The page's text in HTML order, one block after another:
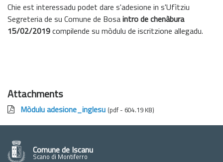
Chie est interessadu podet dare s'adesione in s'Ufìtziu
Segreteria de su Comune de Bosaintro de chenàbura
15/02/2019compilende su mòdulu de iscritzione allegadu.
Attachments
Mòdulu adesione_inglesu (pdf - 604.19 KB)
Comune de Iscanu
Scano di Montiferro